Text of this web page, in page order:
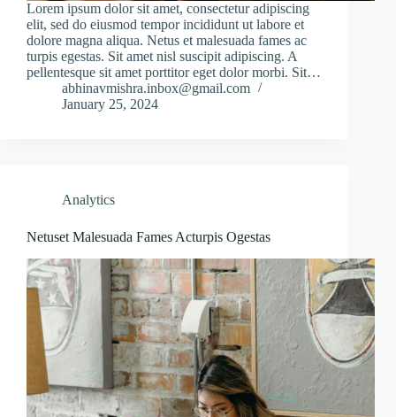
Lorem ipsum dolor sit amet, consectetur adipiscing
elit, sed do eiusmod tempor incididunt ut labore et
dolore magna aliqua. Netus et malesuada fames ac
turpis egestas. Sit amet nisl suscipit adipiscing. A
pellentesque sit amet porttitor eget dolor morbi. Sit…
abhinavmishra.inbox@gmail.com
January 25, 2024
Analytics
Netuset Malesuada Fames Acturpis Ogestas